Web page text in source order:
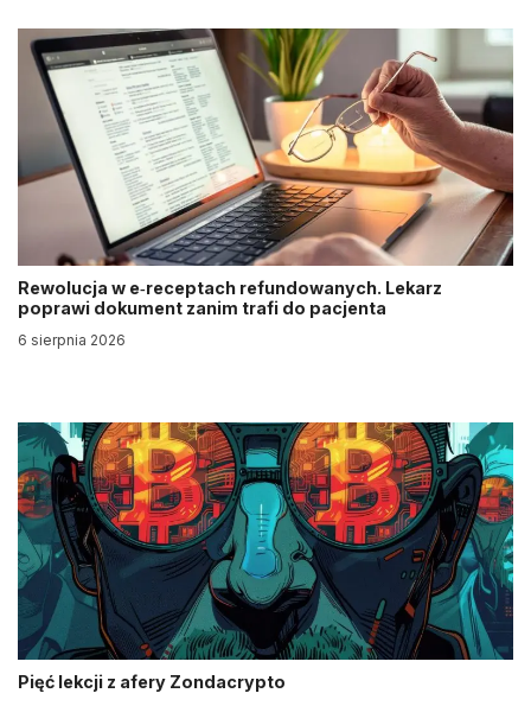
Rewolucja w e‑receptach refundowanych. Lekarz
poprawi dokument zanim trafi do pacjenta
6 sierpnia 2026
Pięć lekcji z afery Zondacrypto